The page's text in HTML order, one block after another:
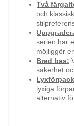
Två
och
serien har
möjliggör
Bred bas:
säkerhet
lyxiga
alternativ